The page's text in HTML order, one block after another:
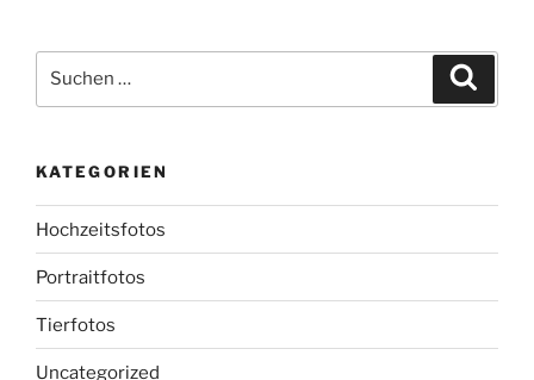
nach:
KATEGORIEN
Hochzeitsfotos
Portraitfotos
Tierfotos
Uncategorized